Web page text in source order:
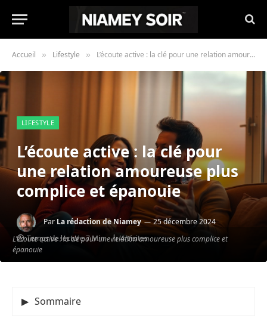
Accueil » Lifestyle » L’écoute active : la clé pour une relation amoureuse plus complice et épanouie
L'écoute active : la clé pour une relation amoureuse plus complice et
épanouie
LIFESTYLE
L’écoute active : la clé pour
une relation amoureuse plus
complice et épanouie
Par La rédaction de Niamey
25 décembre 2024
Temps de lecture 7 Min
4Visites
Sommaire